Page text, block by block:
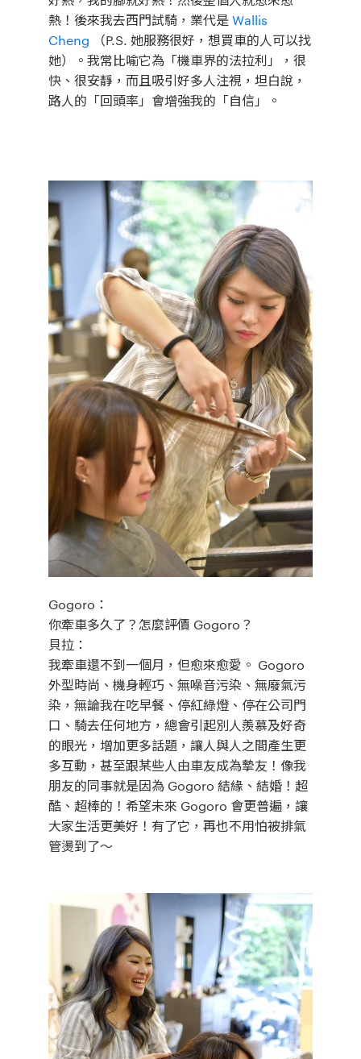
熱！ 後來我去西門試騎，業代是Wallis
Cheng （P.S. 她服務很好，想買車的人可以找
她）。我常比喻它為「機車界的法拉利」，很
快、很安靜，而且吸引好多人注視，坦白說，
路人的「回頭率」會增強我的「自信」。
Gogoro：
你牽車多久了？怎麼評價 Gogoro？
貝拉：
我牽車還不到一個月，但愈來愈愛。 Gogoro
外型時尚、機身輕巧、無噪音污染、無廢氣污
染，無論我在吃早餐、停紅綠燈、停在公司門
口、騎去任何地方，總會引起別人羨慕及好奇
的眼光，增加更多話題，讓人與人之間產生更
多互動，甚至跟某些人由車友成為摯友！像我
朋友的同事就是因為 Gogoro 結緣、結婚！超
酷、超棒的！希望未來 Gogoro 會更普遍，讓
大家生活更美好！有了它，再也不用怕被排氣
管燙到了～